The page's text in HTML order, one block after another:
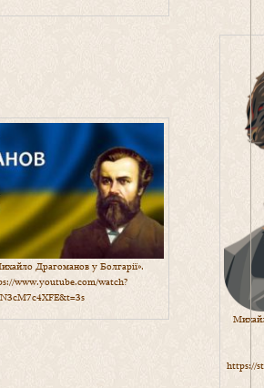
Драгоманов у Болгарії».
www.youtube.com/watch?
https://